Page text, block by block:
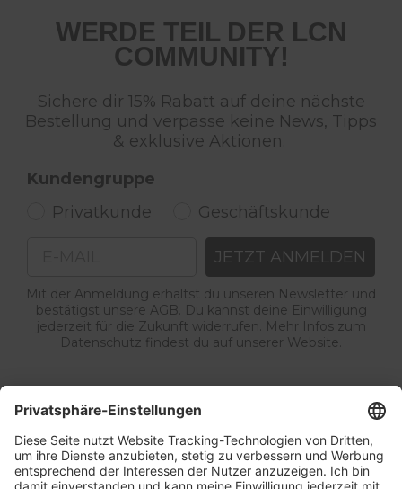
WERDE TEIL DER LCN
COMMUNITY!
Sichere dir 15% Rabatt auf deine nächste
Bestellung und verpasse keine News, Tipps
& exklusive Aktionen.
Kundengruppe
Privatkunde
Geschäftskunde
JETZT ANMELDEN
Mit der Anmeldung erhältst du unseren Newsletter und
bestätigst unsere AGB. Du kannst deine Einwilligung
jederzeit für die Zukunft widerrufen. Mehr Infos zum
Datenschutz findest du auf unserer Website.